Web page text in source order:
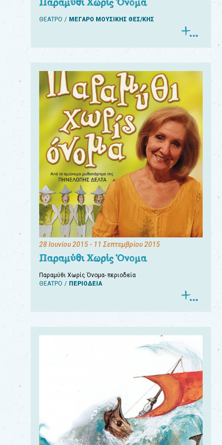
ΘΕΑΤΡΟ ΜΕΓΑΡΟ ΜΟΥΣΙΚΗΣ ΘΕΣ/ΚΗΣ
28 Ιουνίου 2015- 11 Σεπτεμβρίου 2015
Παραμύθι Χωρίς Όνομα
Παραμύθι Χωρίς Όνομα- περιοδεία
ΘΕΑΤΡΟ
ΠΕΡΙΟΔΕΙΑ